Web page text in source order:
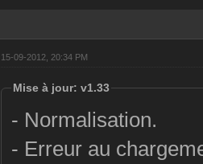
15-09-2012, 20:34 PM
Mise à jour: v1.33
- Normalisation.
- Erreur au